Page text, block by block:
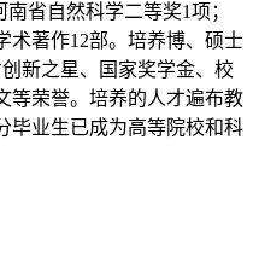
省自然科学二等奖1项；
术著作12部。培养博、硕士
新之星、国家奖学金、校
等荣誉。培养的人才遍布教
毕业生已成为高等院校和科